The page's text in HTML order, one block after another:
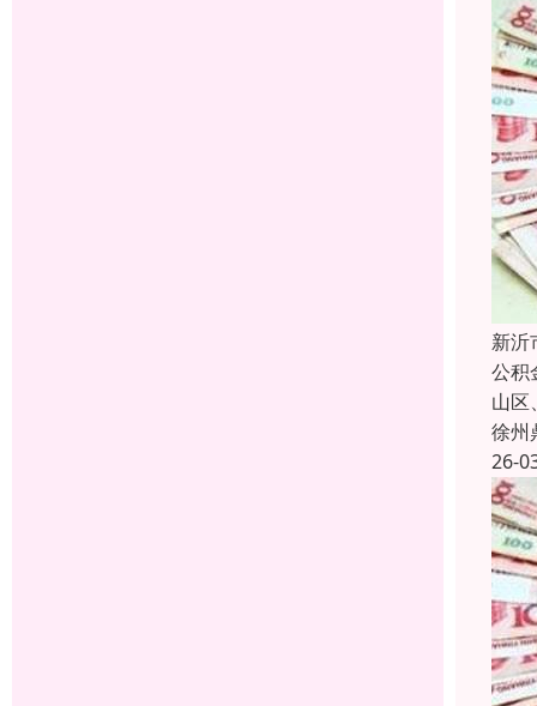
新沂
公积
山区
徐州
26-